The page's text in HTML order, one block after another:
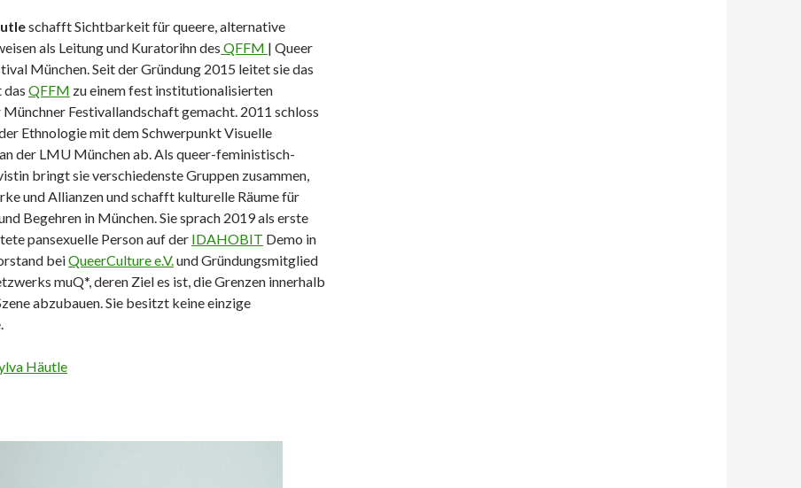
schafft Sichtbarkeit für queere, alternative
als Leitung und Kuratorihn des QFFM | Queer
München. Seit der Gründung 2015 leitet sie das
das QFFM zu einem fest institutionalisierten
Festivallandschaft gemacht. 2011 schloss
Ethnologie mit dem Schwerpunkt Visuelle
der LMU München ab. Als queer-feministisch-
bringt sie verschiedenste Gruppen zusammen,
und Allianzen und schafft kulturelle Räume für
Begehren in München. Sie sprach 2019 als erste
pansexuelle Person auf der IDAHOBIT Demo in
beiQueerCulture e.V.und Gründungsmitglied
muQ*, deren Ziel es ist, die Grenzen innerhalb
abzubauen. Sie besitzt keine einzige
Häutle